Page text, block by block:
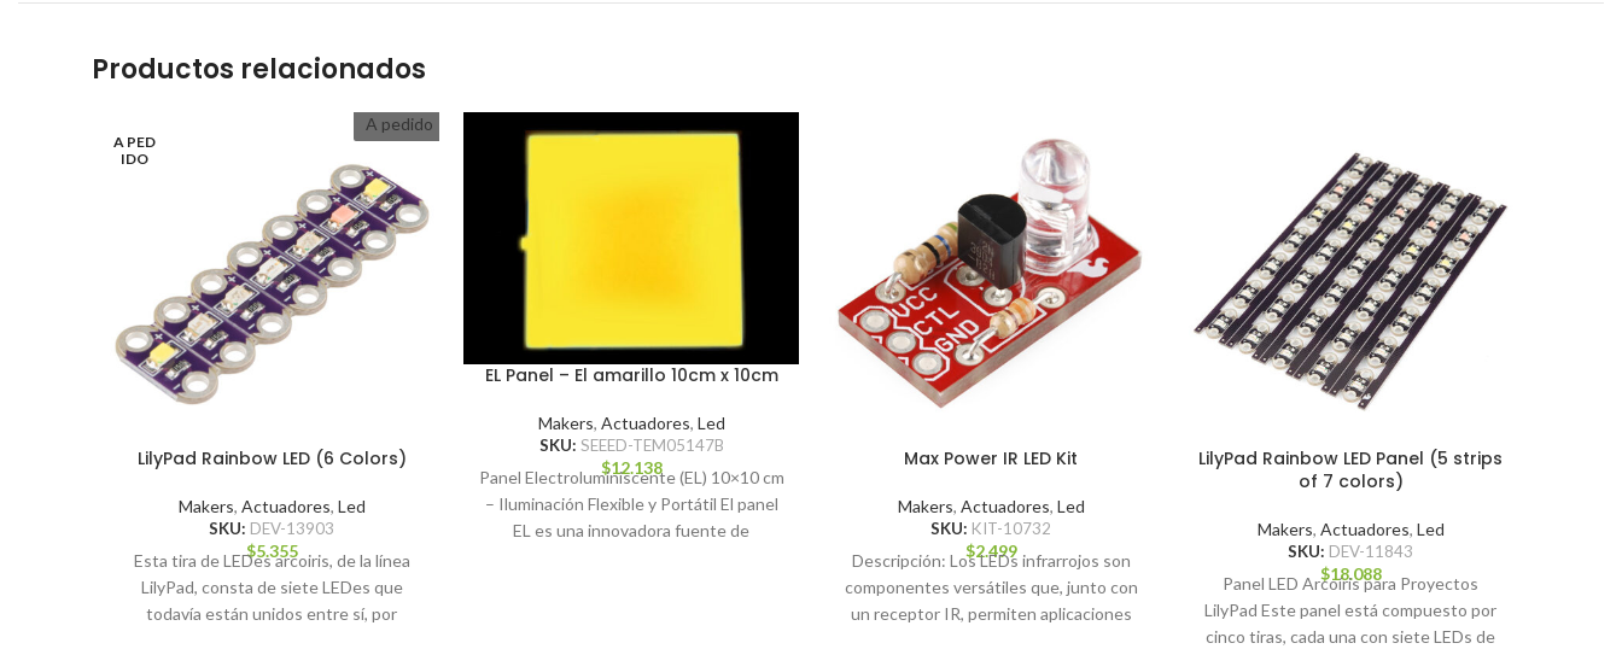
Productos relacionados
A PED
IDO
A pedido
LilyPad Rainbow LED (6 Colors)
Makers, Actuadores, Led
SKU: DEV-13903
$5.355
Esta tira de LEDes arcoiris, de la línea
LilyPad, consta de siete LEDes que
todavía están unidos entre sí, por
EL Panel – El amarillo 10cm x 10cm
Makers, Actuadores, Led
SKU: SEEED-TEM05147B
$12.138
Panel Electroluminiscente (EL) 10×10 cm
– Iluminación Flexible y Portátil El panel
EL es una innovadora fuente de
Max Power IR LED Kit
Makers, Actuadores, Led
SKU: KIT-10732
$2.499
Descripción: Los LEDs infrarrojos son
componentes versátiles que, junto con
un receptor IR, permiten aplicaciones
LilyPad Rainbow LED Panel (5 strips
of 7 colors)
Makers, Actuadores, Led
SKU: DEV-11843
$18.088
Panel LED Arcoíris para Proyectos
LilyPad Este panel está compuesto por
cinco tiras, cada una con siete LEDs de